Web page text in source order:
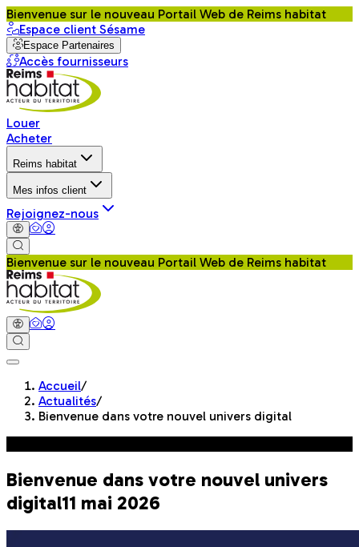
Bienvenue sur le nouveau Portail Web de Reims habitat
Espace client Sésame
Espace Partenaires
Accès fournisseurs
Louer
Acheter
Reims habitat
Mes infos client
Rejoignez-nous
Bienvenue sur le nouveau Portail Web de Reims habitat
Accueil/
Actualités/
Bienvenue dans votre nouvel univers digital
Bienvenue dans votre nouvel univers
digital11 mai 2026